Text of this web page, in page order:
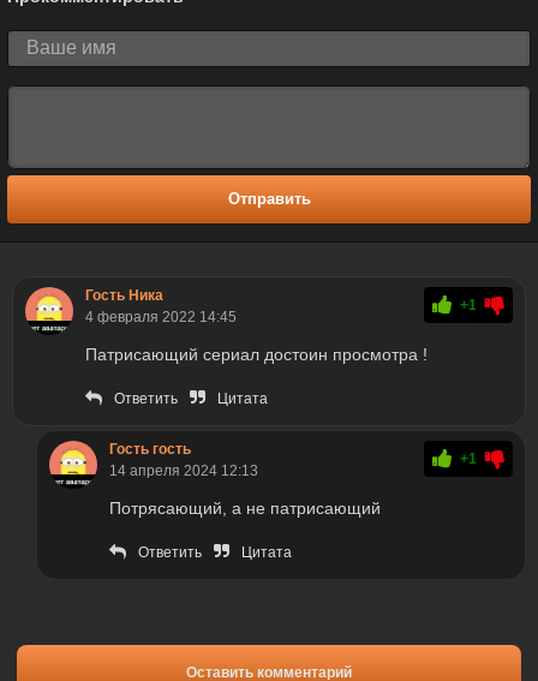
Отправить
Гость Ника
4 февраля 2022 14:45
+1
Патрисающий сериал достоин просмотра !
Ответить Цитата
Гость гость
14 апреля 2024 12:13
+1
Потрясающий, а не патрисающий
Ответить Цитата
Оставить комментарий